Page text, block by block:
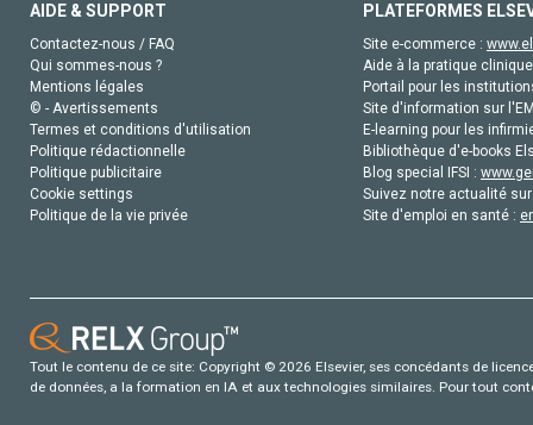
AIDE & SUPPORT
Contactez-nous / FAQ
Qui sommes-nous ?
Mentions légales
© - Avertissements
Termes et conditions d'utilisation
Politique rédactionnelle
Politique publicitaire
Cookie settings
Politique de la vie privée
PLATEFORMES
Site e-commerce :
Aide à la pratique
Portail pour les
Site d'information sur
E-learning pour les
Bibliothèque d'e-books
Blog special IFSI :
Suivez notre actualité
Site d'emploi en santé :
Tout le contenu de ce site: Copyright © 2026 Elsevier, ses concédants de
de données, a la formation en IA et aux technologies similaires. Pour tout